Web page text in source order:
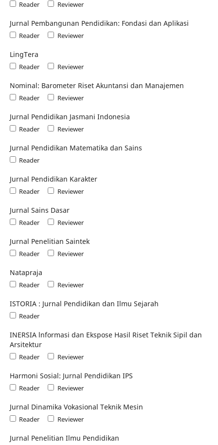
Reader Reviewer
Jurnal Pembangunan Pendidikan: Fondasi dan Aplikasi
Reader Reviewer
LingTera
Reader Reviewer
Nominal: Barometer Riset Akuntansi dan Manajemen
Reader Reviewer
Jurnal Pendidikan Jasmani Indonesia
Reader Reviewer
Jurnal Pendidikan Matematika dan Sains
Reader
Jurnal Pendidikan Karakter
Reader Reviewer
Jurnal Sains Dasar
Reader Reviewer
Jurnal Penelitian Saintek
Reader Reviewer
Natapraja
Reader Reviewer
ISTORIA : Jurnal Pendidikan dan Ilmu Sejarah
Reader
INERSIA lnformasi dan Ekspose Hasil Riset Teknik Sipil dan
Arsitektur
Reader Reviewer
Harmoni Sosial: Jurnal Pendidikan IPS
Reader Reviewer
Jurnal Dinamika Vokasional Teknik Mesin
Reader Reviewer
Jurnal Penelitian Ilmu Pendidikan